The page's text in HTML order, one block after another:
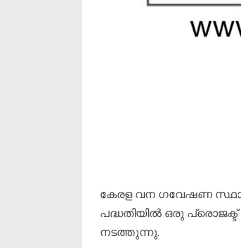
കേരള വന ഗവേഷണ
പദ്ധതിയിൽ ഒരു
നടത്തുന്നു.